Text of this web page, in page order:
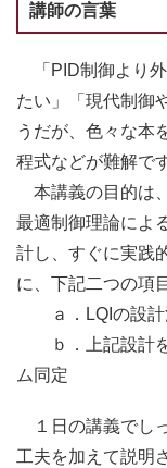
講師の言葉
「PID制御より
たい」「現代制御
うだが、色々な本
程式などが難解で
本講義の目的は
最適制御理論によ
計し、すぐに実践
に、下記二つの項
ａ．LQIの設計
ｂ．上記設計を
ム同定
１日の講義でし
工夫を加えて説明